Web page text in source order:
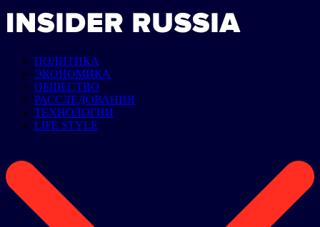
ПОЛИТИКА
ЭКОНОМИКА
ОБЩЕСТВО
РАССЛЕДОВАНИЯ
ТЕХНОЛОГИИ
LIFE STYLE